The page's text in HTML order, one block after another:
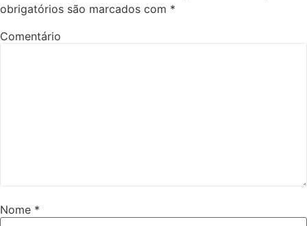
obrigatórios são marcados com *
Comentário
Nome *